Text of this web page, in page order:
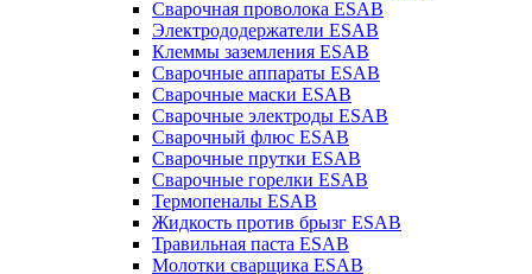
Сварочная проволока ESAB
Электрододержатели ESAB
Клеммы заземления ESAB
Сварочные аппараты ESAB
Сварочные маски ESAB
Сварочные электроды ESAB
Сварочный флюс ESAB
Сварочные прутки ESAB
Сварочные горелки ESAB
Термопеналы ESAB
Жидкость против брызг ESAB
Травильная паста ESAB
Молотки сварщика ESAB